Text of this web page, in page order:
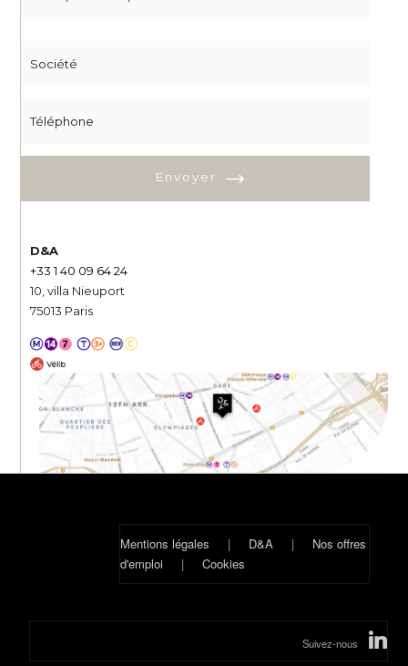
Envoyer
D&A
+33 1 40 09 64 24
10, villa Nieuport
75013 Paris
Mentions légales | D&A| Nos offres
d'emploi| Cookies
Suivez-nous